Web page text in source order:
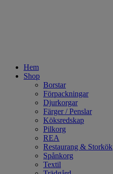
Hem
Shop
Borstar
Förpackningar
Djurkorgar
Färger / Penslar
Köksredskap
Pilkorg
REA
Restaurang & Storkök
Spånkorg
Textil